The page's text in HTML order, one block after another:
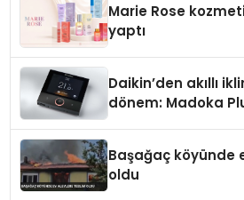
Marie Rose
yaptı
Daikin’den akıllı
dönem: Madoka
Başağaç köyünde
oldu